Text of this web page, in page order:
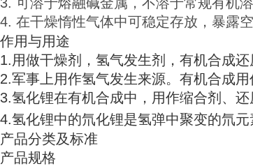
4. 在干燥惰性气体中可稳定存放，暴露
作用与用途
1.用做干燥剂，氢气发生剂，有机合成还
2.军事上用作氢气发生来源。有机合成用
3.氢化锂在有机合成中，用作缩合剂、
4.氢化锂中的氘化锂是氢弹中聚变的氘元
产品分类及标准
产品规格